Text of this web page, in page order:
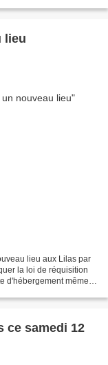
lieu
lieu aux Lilas par
la loi de réquisition
d'hébergement même
ce samedi 12